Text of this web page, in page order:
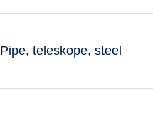
Pipe, teleskope, steel